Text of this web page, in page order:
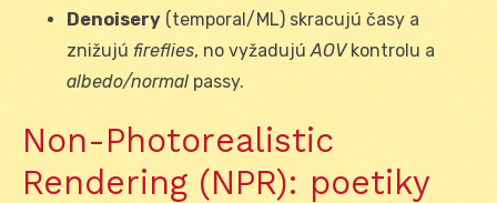
Denoisery (temporal/ML) skracujú časy a
znižujú fireflies, no vyžadujúAOVkontrolu a
albedo/normal passy.
Non-Photorealistic
Rendering (NPR): poetiky